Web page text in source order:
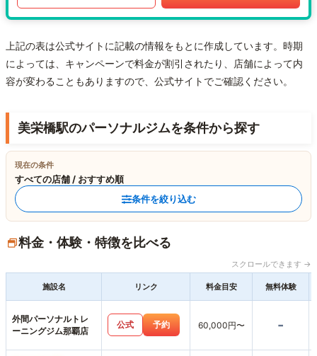
上記の表は公式サイトに記載の情報をもとに作成しています。時期
によっては、キャンペーンで料金が割引されたり、店舗によって内
容が変わることもありますので、公式サイトでご確認ください。
美栄橋駅のパーソナルジムを条件から探す
現在の条件
すべての店舗 / おすすめ順
条件を絞り込む
料金・体験・特徴を比べる
スクロールできます →
施設名 リンク 料金目安 無料体験
外間パーソナルトレ
ーニングジム那覇店
公式 予約 60,000円〜 -